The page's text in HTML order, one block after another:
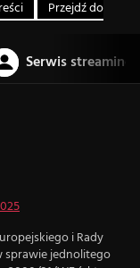
Przejdź do
Serwis
i Rady
sprawie jednolitego